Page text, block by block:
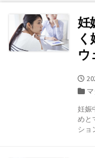
妊
ウ
公
開
カ
ゴ
リ
妊娠
めと
ショ